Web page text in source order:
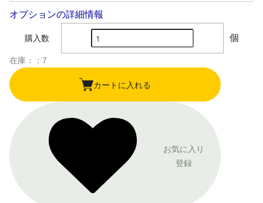
オプションの詳細情報
購入数 個
在庫：：7
カートに入れる
お気に入り
登録